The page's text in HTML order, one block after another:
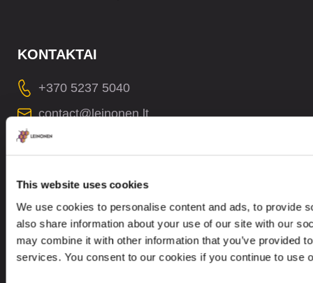
This website uses cookies
We use cookies to personalise content and ads, to provide
also share information about your use of our site with our
may combine it with other information that you’ve provided
services. You consent to our cookies if you continue to use
KONTAKTAI
+370 5237 5040
contact@leinonen.lt
Asmens duomenų saugos pažeidimo atveju susisiekite:
dataprotection@leinonen.eu
Leinonen UAB
V. Gerulaičio gatvė 10-101, Vilnius 08200,
Lithuania